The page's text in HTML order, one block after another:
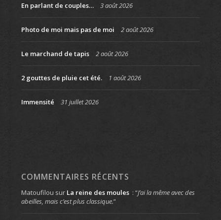
En parlant de couples… 3 août 2026
Photo de moi mais pas de moi 2 août 2026
Le marchand de tapis 2 août 2026
2 gouttes de pluie cet été. 1 août 2026
Immensité 31 juillet 2026
COMMENTAIRES RÉCENTS
Matoufilou sur La reine des moules : “J’ai la même avec des
abeilles, mais c’est plus classique.”